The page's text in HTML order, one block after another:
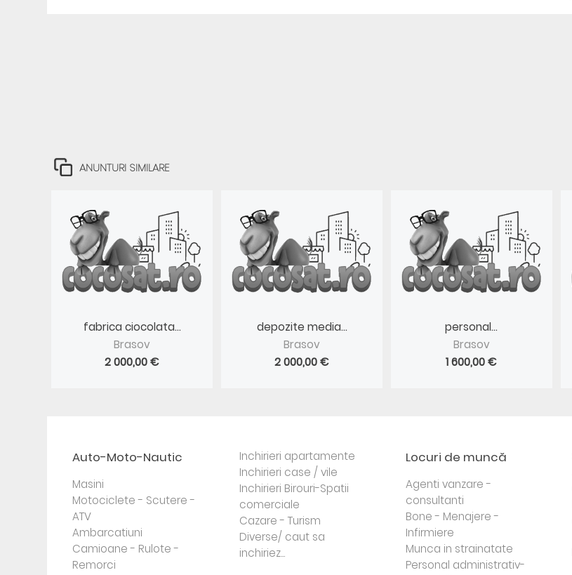
ANUNTURI SIMILARE
fabrica ciocolata...
Brasov
2 000,00 €
depozite media...
Brasov
2 000,00 €
personal...
Brasov
1 600,00 €
Auto-Moto-Nautic
Masini
Motociclete - Scutere -
ATV
Ambarcatiuni
Camioane - Rulote -
Remorci
Inchirieri apartamente
Inchirieri case / vile
Inchirieri Birouri-Spatii
comerciale
Cazare - Turism
Diverse/ caut sa
inchiriez...
Locuri de muncă
Agenti vanzare -
consultanti
Bone - Menajere -
Infirmiere
Munca in strainatate
Personal administrativ-